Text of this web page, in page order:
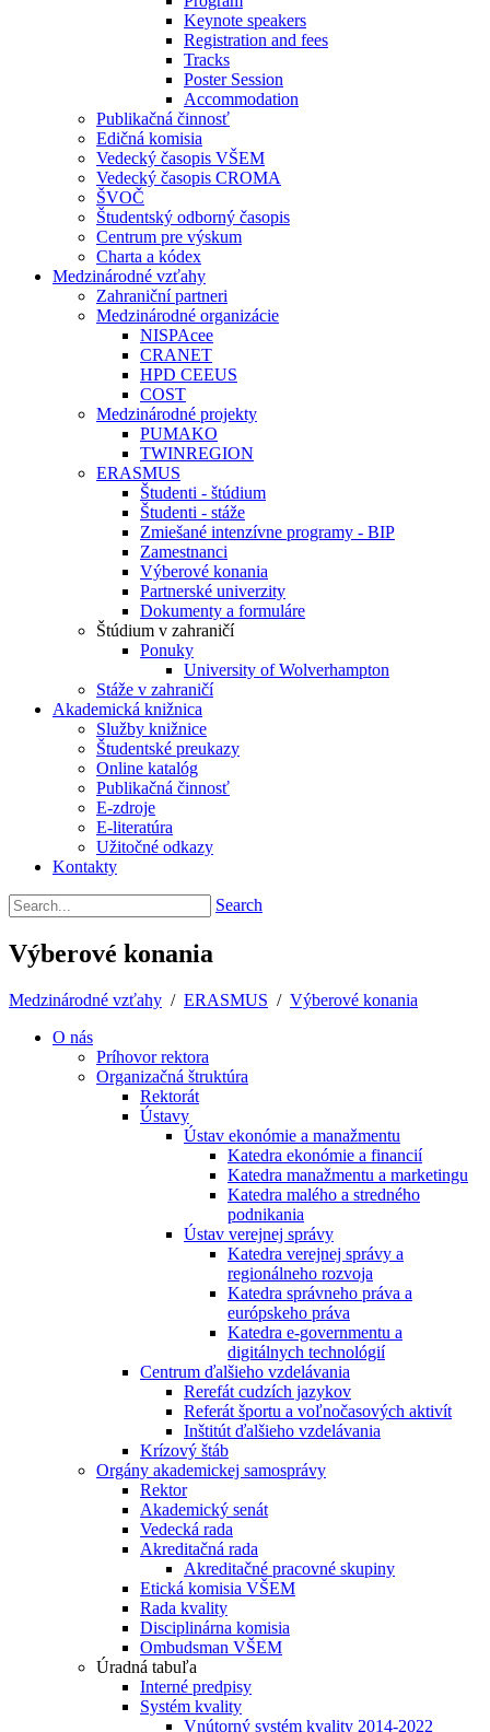
Keynote speakers
Registration and fees
Tracks
Poster Session
Accommodation
Publikačná činnosť
Edičná komisia
Vedecký časopis VŠEM
Vedecký časopis CROMA
ŠVOČ
Študentský odborný časopis
Centrum pre výskum
Charta a kódex
Medzinárodné vzťahy
Zahraniční partneri
Medzinárodné organizácie
NISPAcee
CRANET
HPD CEEUS
COST
Medzinárodné projekty
PUMAKO
TWINREGION
ERASMUS
Študenti - štúdium
Študenti - stáže
Zmiešané intenzívne programy - BIP
Zamestnanci
Výberové konania
Partnerské univerzity
Dokumenty a formuláre
Štúdium v zahraničí
Ponuky
University of Wolverhampton
Stáže v zahraničí
Akademická knižnica
Služby knižnice
Študentské preukazy
Online katalóg
Publikačná činnosť
E-zdroje
E-literatúra
Užitočné odkazy
Kontakty
Search
Výberové konania
Medzinárodné vzťahy / ERASMUS / Výberové konania
O nás
Príhovor rektora
Organizačná štruktúra
Rektorát
Ústavy
Ústav ekonómie a manažmentu
Katedra ekonómie a financií
Katedra manažmentu a marketingu
Katedra malého a stredného
podnikania
Ústav verejnej správy
Katedra verejnej správy a
regionálneho rozvoja
Katedra správneho práva a
európskeho práva
Katedra e-governmentu a
digitálnych technológií
Centrum ďalšieho vzdelávania
Rerefát cudzích jazykov
Referát športu a voľnočasových aktivít
Inštitút ďalšieho vzdelávania
Krízový štáb
Orgány akademickej samosprávy
Rektor
Akademický senát
Vedecká rada
Akreditačná rada
Akreditačné pracovné skupiny
Etická komisia VŠEM
Rada kvality
Disciplinárna komisia
Ombudsman VŠEM
Úradná tabuľa
Interné predpisy
Systém kvality
Vnútorný systém kvality 2014-2022